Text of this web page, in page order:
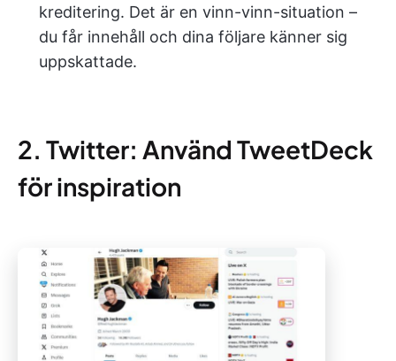
kreditering. Det är en vinn-vinn-situation –
du får innehåll och dina följare känner sig
uppskattade.
2. Twitter: Använd TweetDeck
för inspiration